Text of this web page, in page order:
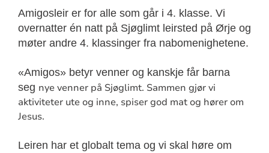
Amigosleir er for alle som går i 4. klasse. Vi
overnatter én natt på Sjøglimt leirsted på Ørje og
møter andre 4. klassinger fra nabomenighetene.
«Amigos» betyr venner og kanskje får barna
seg nye venner på Sjøglimt. Sammen gjør vi
aktiviteter ute og inne, spiser god mat og hører om
Jesus.
Leiren har et globalt tema og vi skal høre om